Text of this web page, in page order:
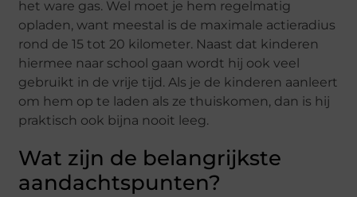
het ware gas. Wel moet je hem regelmatig
opladen, want meestal is de maximale actieradius
rond de 15 tot 20 kilometer. Naast dat kinderen
hiermee naar school gaan wordt hij ook veel
gebruikt in de vrije tijd. Als je de kinderen aanleert
om hem op te laden als ze thuiskomen, dan is hij
praktisch ook bijna nooit leeg.
Wat zijn de belangrijkste
aandachtspunten?